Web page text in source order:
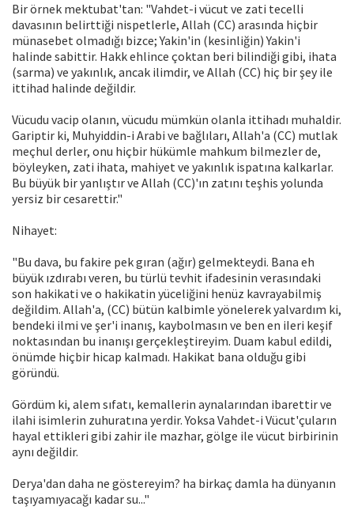
Bir örnek mektubat'tan: "Vahdet-i vücut ve zati tecelli
davasının belirttiği nispetlerle, Allah (CC) arasında hiçbir
münasebet olmadığı bizce; Yakin'in (kesinliğin) Yakin'i
halinde sabittir. Hakk ehlince çoktan beri bilindiği gibi, ihata
(sarma) ve yakınlık, ancak ilimdir, ve Allah (CC) hiç bir şey ile
ittihad halinde değildir.
Vücudu vacip olanın, vücudu mümkün olanla ittihadı muhaldir.
Gariptir ki, Muhyiddin-i Arabi ve bağlıları, Allah'a (CC) mutlak
meçhul derler, onu hiçbir hükümle mahkum bilmezler de,
böyleyken, zati ihata, mahiyet ve yakınlık ispatına kalkarlar.
Bu büyük bir yanlıştır ve Allah (CC)'ın zatını teşhis yolunda
yersiz bir cesarettir."
Nihayet:
"Bu dava, bu fakire pek gıran (ağır) gelmekteydi. Bana eh
büyük ızdırabı veren, bu türlü tevhit ifadesinin verasındaki
son hakikati ve o hakikatin yüceliğini henüz kavrayabilmiş
değildim. Allah'a, (CC) bütün kalbimle yönelerek yalvardım ki,
bendeki ilmi ve şer'i inanış, kaybolmasın ve ben en iIeri keşif
noktasından bu inanışı gerçekleştireyim. Duam kabul edildi,
önümde hiçbir hicap kalmadı. Hakikat bana olduğu gibi
göründü.
Gördüm ki, alem sıfatı, kemallerin aynalarından ibarettir ve
ilahi isimlerin zuhuratına yerdir. Yoksa Vahdet-i Vücut'çuların
hayal ettikleri gibi zahir ile mazhar, gölge ile vücut birbirinin
aynı değildir.
Derya'dan daha ne göstereyim? ha birkaç damla ha dünyanın
taşıyamıyacağı kadar su..."